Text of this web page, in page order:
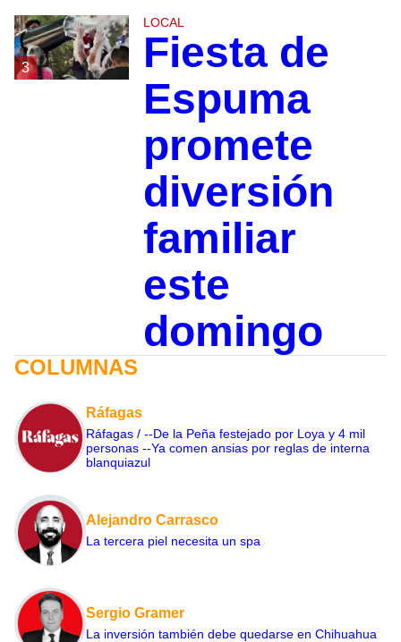
3
LOCAL
Fiesta de
Espuma
promete
diversión
familiar
este
domingo
COLUMNAS
Ráfagas
Ráfagas / --De la Peña festejado por Loya y 4 mil
personas --Ya comen ansias por reglas de interna
blanquiazul
Alejandro Carrasco
La tercera piel necesita un spa
Sergio Gramer
La inversión también debe quedarse en Chihuahua